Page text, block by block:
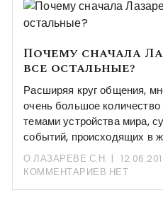
Почему сначала
все остальные?
Расширяя круг общения,
очень большое
темами устройства мира,
событий, происходящих в
О ЛАЗАРЕВЕ С.Н.
КОММЕНТАРИЕВ НЕТ